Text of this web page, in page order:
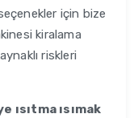
için bize
kiralama
riskleri
ısıtma ısımak